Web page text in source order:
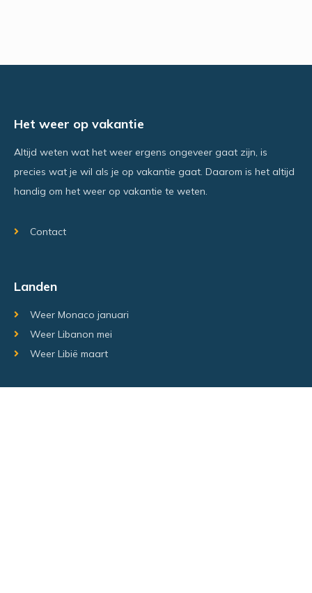
Het weer op vakantie
Altijd weten wat het weer ergens ongeveer gaat zijn, is
precies wat je wil als je op vakantie gaat. Daarom is het altijd
handig om het weer op vakantie te weten.
Contact
Landen
Weer Monaco januari
Weer Libanon mei
Weer Libië maart